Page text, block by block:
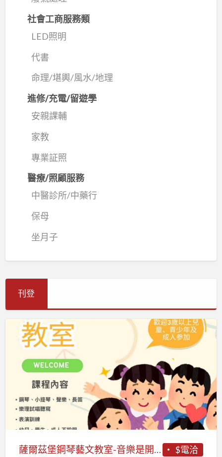
社會工商服務類
LED照明
代書
命理/堪輿/風水/地理
進修/充電/留遊學
安親課輔
家教
專業証照
醫療/照顧服務
中醫診所/中藥行
保母
坐月子
刊登
教
$電洽
薩爾茲堡鋼琴藝文教室-音樂是開啟心靈的鑰匙，能點燃生命的亮光。